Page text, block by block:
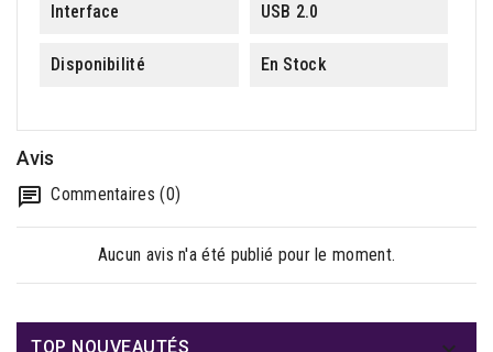
Interface USB 2.0
Disponibilité En Stock
Avis
Commentaires (0)
Aucun avis n'a été publié pour le moment.
TOP NOUVEAUTÉS